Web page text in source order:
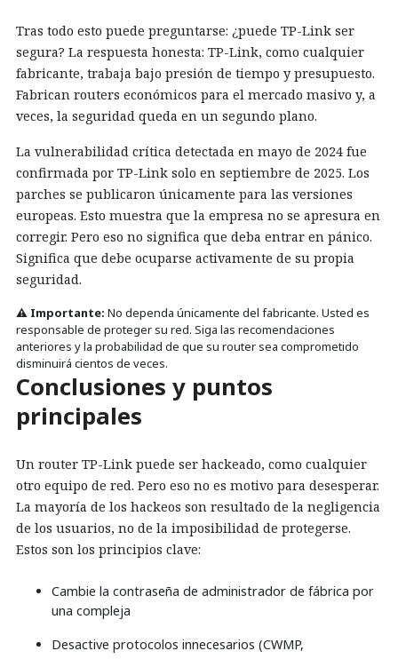
Tras todo esto puede preguntarse: ¿puede TP-Link ser
segura? La respuesta honesta: TP-Link, como cualquier
fabricante, trabaja bajo presión de tiempo y presupuesto.
Fabrican routers económicos para el mercado masivo y, a
veces, la seguridad queda en un segundo plano.
La vulnerabilidad crítica detectada en mayo de 2024 fue
confirmada por TP-Link solo en septiembre de 2025. Los
parches se publicaron únicamente para las versiones
europeas. Esto muestra que la empresa no se apresura en
corregir. Pero eso no significa que deba entrar en pánico.
Significa que debe ocuparse activamente de su propia
seguridad.
⚠️ Importante: No dependa únicamente del fabricante. Usted es
responsable de proteger su red. Siga las recomendaciones
anteriores y la probabilidad de que su router sea comprometido
disminuirá cientos de veces.
Conclusiones y puntos
principales
Un router TP-Link puede ser hackeado, como cualquier
otro equipo de red. Pero eso no es motivo para desesperar.
La mayoría de los hackeos son resultado de la negligencia
de los usuarios, no de la imposibilidad de protegerse.
Estos son los principios clave:
Cambie la contraseña de administrador de fábrica por
una compleja
Desactive protocolos innecesarios (CWMP,